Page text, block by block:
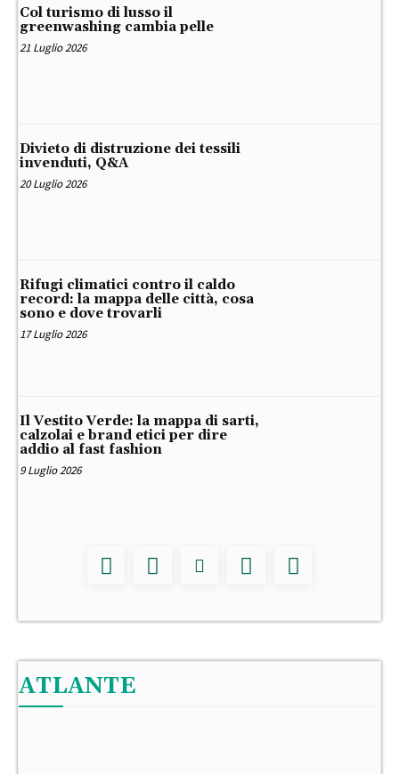
Col turismo di lusso il
greenwashing cambia pelle
21 Luglio 2026
Divieto di distruzione dei tessili
invenduti, Q&A
20 Luglio 2026
Rifugi climatici contro il caldo
record: la mappa delle città, cosa
sono e dove trovarli
17 Luglio 2026
Il Vestito Verde: la mappa di sarti,
calzolai e brand etici per dire
addio al fast fashion
9 Luglio 2026
ATLANTE